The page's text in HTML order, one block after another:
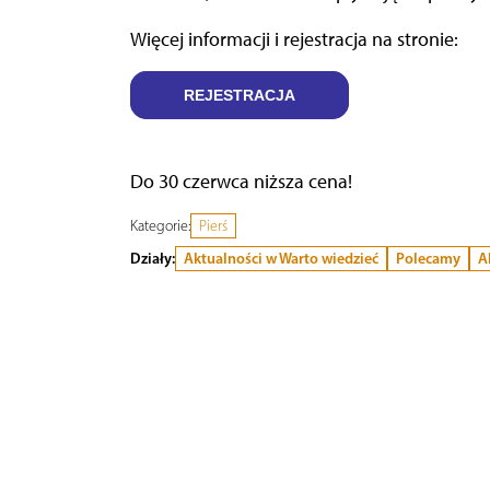
Więcej informacji i rejestracja na stronie:
REJESTRACJA
Do 30 czerwca niższa cena!
Kategorie: Pierś
Działy: Aktualności w Warto wiedzieć Polecamy